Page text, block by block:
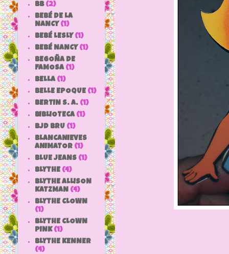
bb (2)
BEBÉ DE LA
NANCY (1)
BEBÉ LESLY (1)
BEBÉ NANCY (1)
BEGOÑA DE
FAMOSA (1)
BELLA (1)
BELLE EPOQUE (1)
BERTIN S. A. (1)
BIBLIOTECA (1)
BJD BRU (1)
BLANCANIEVES
ANIMATOR (1)
BLUE JEANS (1)
BLYTHE (4)
BLYTHE ALLISON
KATZMAN (4)
BLYTHE CLOWN
(1)
BLYTHE CLOWN
PINK (1)
BLYTHE KENNER
(4)